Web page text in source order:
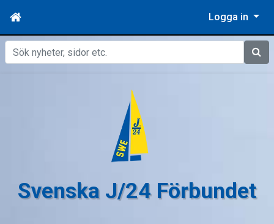
Logga in
Sök
Svenska J/24 Förbundet